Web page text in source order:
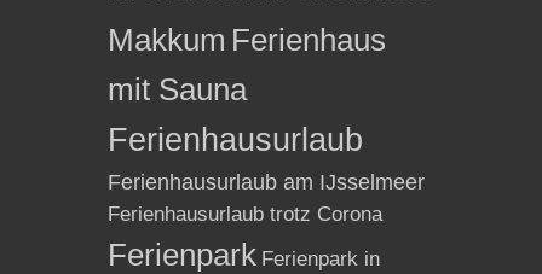
Makkum Ferienhaus
mit Sauna
Ferienhausurlaub
Ferienhausurlaub am IJsselmeer
Ferienhausurlaub trotz Corona
Ferienpark Ferienpark in